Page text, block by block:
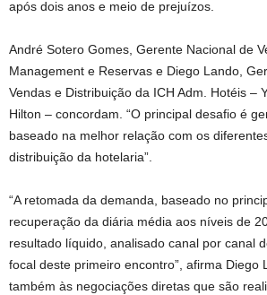
após dois anos e meio de prejuízos.
André Sotero Gomes, Gerente Nacional de
Management e Reservas e Diego Lando,
Vendas e Distribuição da ICH Adm. Hotéis –
Hilton – concordam. “O principal desafio é
baseado na melhor relação com os
distribuição da hotelaria”.
“A retomada da demanda, baseado no
recuperação da diária média aos níveis de
resultado líquido, analisado canal por canal
focal deste primeiro encontro”, afirma Diego
também às negociações diretas que são